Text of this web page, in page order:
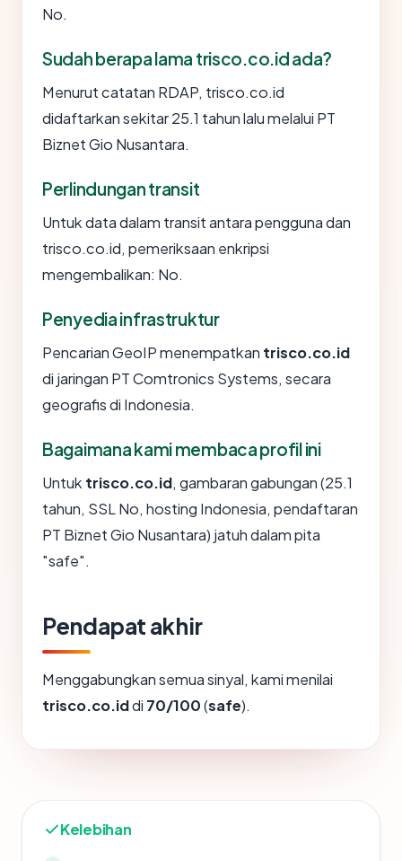
No.
Sudah berapa lama trisco.co.id ada?
Menurut catatan RDAP, trisco.co.id
didaftarkan sekitar 25.1 tahun lalu melalui PT
Biznet Gio Nusantara.
Perlindungan transit
Untuk data dalam transit antara pengguna dan
trisco.co.id, pemeriksaan enkripsi
mengembalikan: No.
Penyedia infrastruktur
Pencarian GeoIP menempatkan trisco.co.id
di jaringan PT Comtronics Systems, secara
geografis di Indonesia.
Bagaimana kami membaca profil ini
Untuk trisco.co.id, gambaran gabungan (25.1
tahun, SSL No, hosting Indonesia, pendaftaran
PT Biznet Gio Nusantara) jatuh dalam pita
"safe".
Pendapat akhir
Menggabungkan semua sinyal, kami menilai
trisco.co.iddi 70/100(safe).
Kelebihan